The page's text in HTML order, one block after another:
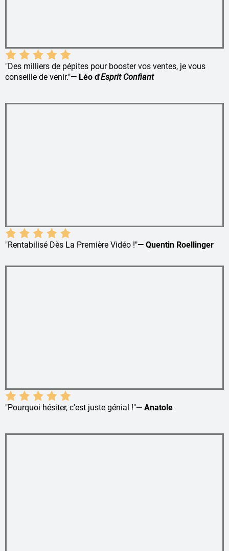
"Des milliers de pépites pour booster vos ventes, je vous
conseille de venir."— Léo d'Esprit Confiant
"Rentabilisé Dès La Première Vidéo !"— Quentin Roellinger
"Pourquoi hésiter, c'est juste génial !"— Anatole